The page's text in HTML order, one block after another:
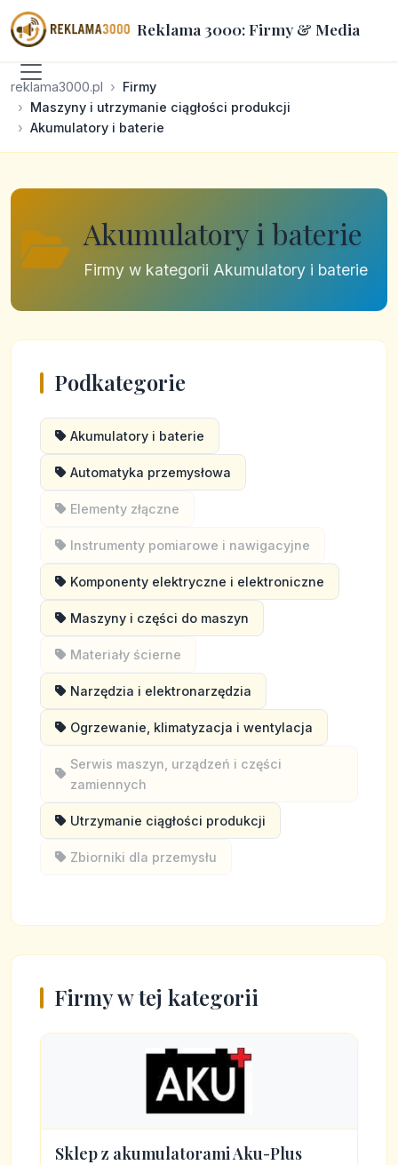
Reklama 3000: Firmy & Media
reklama3000.pl
Firmy
Maszyny i utrzymanie ciągłości produkcji
Akumulatory i baterie
Akumulatory i baterie
Firmy w kategorii Akumulatory i baterie
Podkategorie
Akumulatory i baterie
Automatyka przemysłowa
Elementy złączne
Instrumenty pomiarowe i nawigacyjne
Komponenty elektryczne i elektroniczne
Maszyny i części do maszyn
Materiały ścierne
Narzędzia i elektronarzędzia
Ogrzewanie, klimatyzacja i wentylacja
Serwis maszyn, urządzeń i części
zamiennych
Utrzymanie ciągłości produkcji
Zbiorniki dla przemysłu
Firmy w tej kategorii
Sklep z akumulatorami Aku-Plus